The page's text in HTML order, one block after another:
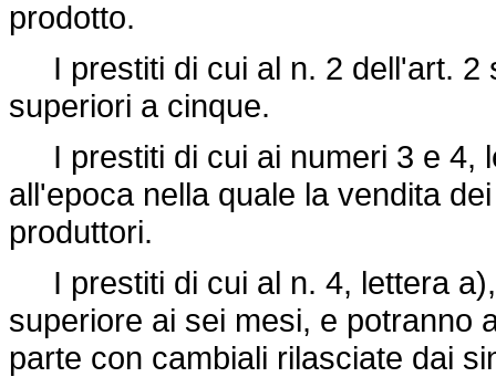
prodotto.
I prestiti di cui al n. 2 dell'art. 2
superiori a cinque.
I prestiti di cui ai numeri 3 e 4,
all'epoca nella quale la vendita
produttori.
I prestiti di cui al n. 4, lettera
superiore ai sei mesi, e potranno
parte con cambiali rilasciate dai